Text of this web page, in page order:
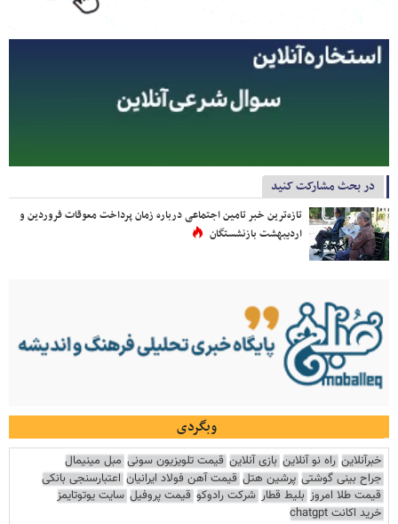
در بحث مشارکت کنید
تازه‌ترین خبر تامین اجتماعی درباره زمان پرداخت معوقات فروردین و
اردیبهشت بازنشستگان
وبگردی
خبرآنلاین راه نو آنلاین بازی آنلاین قیمت تلویزیون سونی مبل مینیمال
جراح بینی گوشتی پرشین هتل قیمت آهن فولاد ایرانیان اعتبارسنجی بانکی
قیمت طلا امروز بلیط قطار شرکت رادوکو قیمت پروفیل سایت یوتوتایمز
خرید اکانت chatgpt